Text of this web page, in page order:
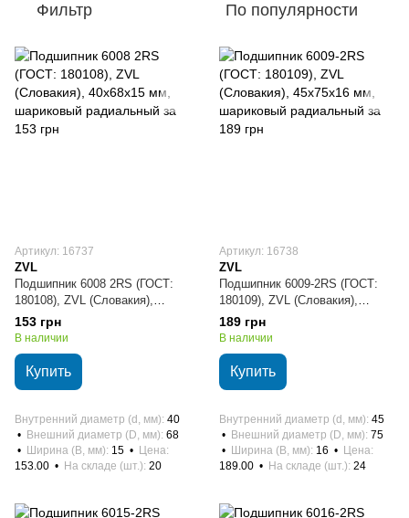
Фильтр По популярности
Артикул: 16737
ZVL
Подшипник 6008 2RS (ГОСТ:
180108), ZVL (Словакия),
40х68х15 мм, шариковый
радиальный
153 грн
В наличии
Купить
Внутренний диаметр (d, мм) 40
Внешний диаметр (D, мм) 68
Ширина (B, мм) 15
Цена
153.00
На складе (шт.) 20
Артикул: 16738
ZVL
Подшипник 6009-2RS (ГОСТ:
180109), ZVL (Словакия),
45х75х16 мм, шариковый
радиальный
189 грн
В наличии
Купить
Внутренний диаметр (d, мм) 45
Внешний диаметр (D, мм) 75
Ширина (B, мм) 16
Цена
189.00
На складе (шт.) 24